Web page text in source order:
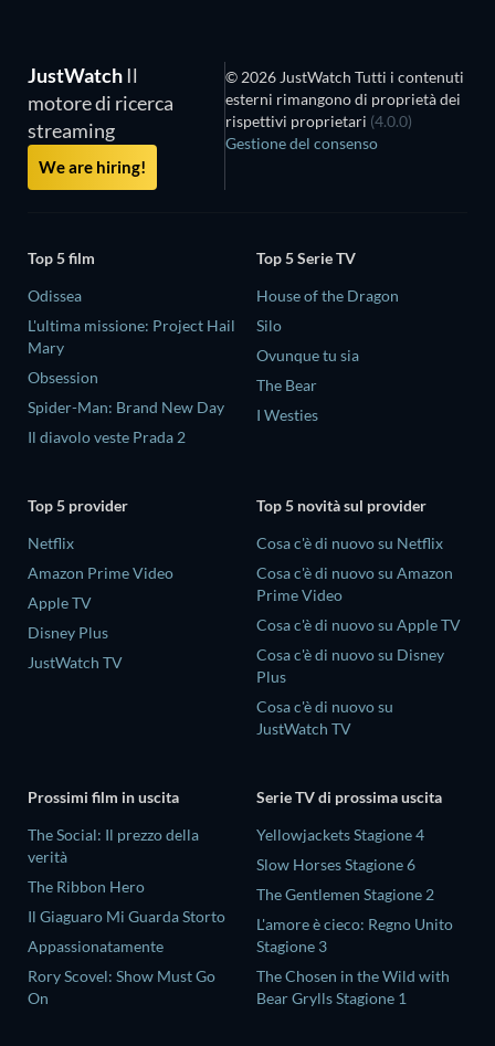
JustWatch Il
motore di ricerca
streaming
We are hiring!
© 2026 JustWatch Tutti i contenuti
esterni rimangono di proprietà dei
rispettivi proprietari (4.0.0)
Gestione del consenso
Top 5 film
Odissea
L'ultima missione: Project Hail
Mary
Obsession
Spider-Man: Brand New Day
Il diavolo veste Prada 2
Top 5 Serie TV
House of the Dragon
Silo
Ovunque tu sia
The Bear
I Westies
Top 5 provider
Netflix
Amazon Prime Video
Apple TV
Disney Plus
JustWatch TV
Top 5 novità sul provider
Cosa c'è di nuovo su Netflix
Cosa c'è di nuovo su Amazon
Prime Video
Cosa c'è di nuovo su Apple TV
Cosa c'è di nuovo su Disney
Plus
Cosa c'è di nuovo su
JustWatch TV
Prossimi film in uscita
The Social: Il prezzo della
verità
The Ribbon Hero
Il Giaguaro Mi Guarda Storto
Appassionatamente
Rory Scovel: Show Must Go
On
Serie TV di prossima uscita
Yellowjackets Stagione 4
Slow Horses Stagione 6
The Gentlemen Stagione 2
L'amore è cieco: Regno Unito
Stagione 3
The Chosen in the Wild with
Bear Grylls Stagione 1